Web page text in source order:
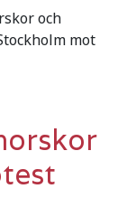
och
mot